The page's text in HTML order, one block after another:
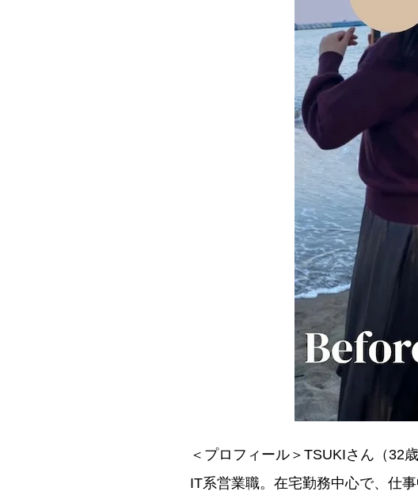
＜プロフィール＞TSUKIさん（32歳
IT系営業職。在宅勤務中心で、仕